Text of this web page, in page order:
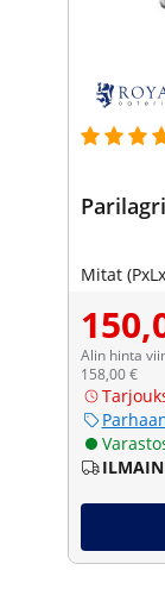
Mitat
Alin hinta
158,00 €